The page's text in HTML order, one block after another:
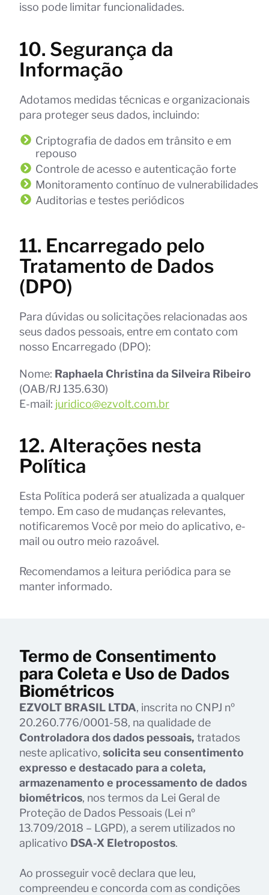
isso pode limitar funcionalidades.
10. Segurança da
Informação
Adotamos medidas técnicas e organizacionais
para proteger seus dados, incluindo:
Criptografia de dados em trânsito e em
repouso
Controle de acesso e autenticação forte
Monitoramento contínuo de vulnerabilidades
Auditorias e testes periódicos
11. Encarregado pelo
Tratamento de Dados
(DPO)
Para dúvidas ou solicitações relacionadas aos
seus dados pessoais, entre em contato com
nosso Encarregado (DPO):
Nome: Raphaela Christina da Silveira Ribeiro
(OAB/RJ 135.630)
E-mail: juridico@ezvolt.com.br
12. Alterações nesta
Política
Esta Política poderá ser atualizada a qualquer
tempo. Em caso de mudanças relevantes,
notificaremos Você por meio do aplicativo, e-
mail ou outro meio razoável.
Recomendamos a leitura periódica para se
manter informado.
Termo de Consentimento
para Coleta e Uso de Dados
Biométricos
EZVOLT BRASIL LTDA, inscrita no CNPJ nº
20.260.776/0001-58, na qualidade de
Controladora dos dados pessoais, tratados
neste aplicativo, solicita seu consentimento
expresso e destacado para a coleta,
armazenamento e processamento de dados
biométricos, nos termos da Lei Geral de
Proteção de Dados Pessoais (Lei nº
13.709/2018 – LGPD), a serem utilizados no
aplicativo DSA-X Eletropostos.
Ao prosseguir você declara que leu,
compreendeu e concorda com as condições